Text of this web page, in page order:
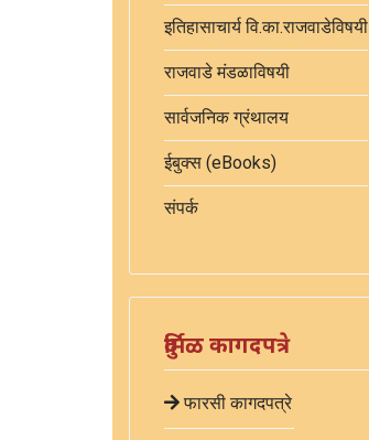
इतिहासाचार्य वि.का.राजवाडेविषयी
राजवाडे मंडळाविषयी
सार्वजनिक ग्रंथालय
ईबुक्स (eBooks)
संपर्क
दुर्मिळ कागदपत्रे
फारसी कागदपत्रे